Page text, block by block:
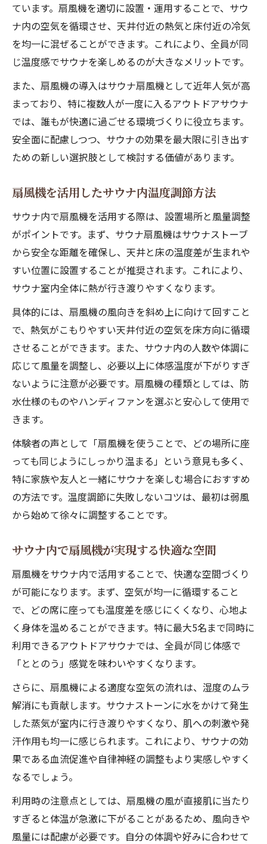
ています。扇風機を適切に設置・運用することで、サウ
ナ内の空気を循環させ、天井付近の熱気と床付近の冷気
を均一に混ぜることができます。これにより、全員が同
じ温度感でサウナを楽しめるのが大きなメリットです。
また、扇風機の導入はサウナ扇風機として近年人気が高
まっており、特に複数人が一度に入るアウトドアサウナ
では、誰もが快適に過ごせる環境づくりに役立ちます。
安全面に配慮しつつ、サウナの効果を最大限に引き出す
ための新しい選択肢として検討する価値があります。
扇風機を活用したサウナ内温度調節方法
サウナ内で扇風機を活用する際は、設置場所と風量調整
がポイントです。まず、サウナ扇風機はサウナストーブ
から安全な距離を確保し、天井と床の温度差が生まれや
すい位置に設置することが推奨されます。これにより、
サウナ室内全体に熱が行き渡りやすくなります。
具体的には、扇風機の風向きを斜め上に向けて回すこと
で、熱気がこもりやすい天井付近の空気を床方向に循環
させることができます。また、サウナ内の人数や体調に
応じて風量を調整し、必要以上に体感温度が下がりすぎ
ないように注意が必要です。扇風機の種類としては、防
水仕様のものやハンディファンを選ぶと安心して使用で
きます。
体験者の声として「扇風機を使うことで、どの場所に座
っても同じようにしっかり温まる」という意見も多く、
特に家族や友人と一緒にサウナを楽しむ場合におすすめ
の方法です。温度調節に失敗しないコツは、最初は弱風
から始めて徐々に調整することです。
サウナ内で扇風機が実現する快適な空間
扇風機をサウナ内で活用することで、快適な空間づくり
が可能になります。まず、空気が均一に循環すること
で、どの席に座っても温度差を感じにくくなり、心地よ
く身体を温めることができます。特に最大5名まで同時に
利用できるアウトドアサウナでは、全員が同じ体感で
「ととのう」感覚を味わいやすくなります。
さらに、扇風機による適度な空気の流れは、湿度のムラ
解消にも貢献します。サウナストーンに水をかけて発生
した蒸気が室内に行き渡りやすくなり、肌への刺激や発
汗作用も均一に感じられます。これにより、サウナの効
果である血流促進や自律神経の調整もより実感しやすく
なるでしょう。
利用時の注意点としては、扇風機の風が直接肌に当たり
すぎると体温が急激に下がることがあるため、風向きや
風量には配慮が必要です。自分の体調や好みに合わせて